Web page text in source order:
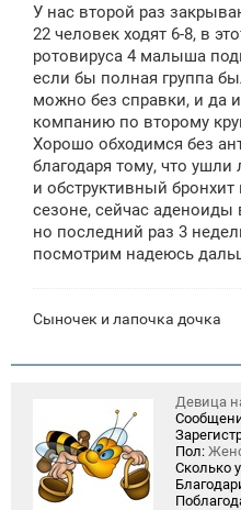
б
щ
н
и
У нас второй раз
22 человек ходят 6-8, в
ротовируса 4 малыша
если бы полная группа
можно без справки, и да
компанию по второму
Хорошо обходимся без
благодаря тому, что ушли
и обструктивный
сезоне, сейчас
но последний раз 3
посмотрим надеюсь
Сыночек и лапочка дочка
Девица
Пол:
Сколько